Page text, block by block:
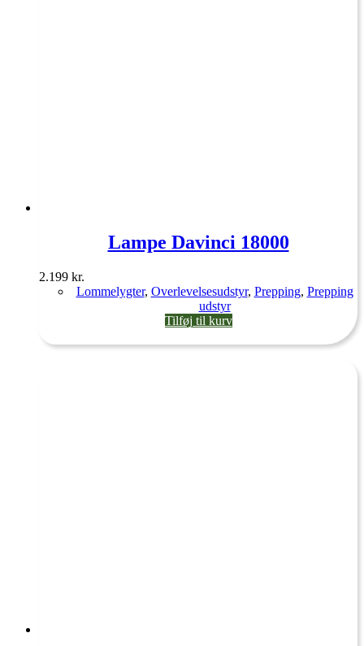
Lampe Davinci 18000
2.199 kr.
Lommelygter, Overlevelsesudstyr, Prepping, Prepping
udstyr
Tilføj til kurv